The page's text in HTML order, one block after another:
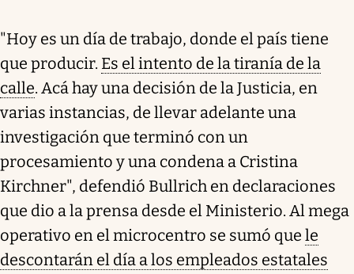
"Hoy es un día de trabajo, donde el país tiene
que producir. Es el intento de la tiranía de la
calle. Acá hay una decisión de la Justicia, en
varias instancias, de llevar adelante una
investigación que terminó con un
procesamiento y una condena a Cristina
Kirchner", defendió Bullrich en declaraciones
que dio a la prensa desde el Ministerio. Al mega
operativo en el microcentro se sumó que le
descontarán el día a los empleados estatales